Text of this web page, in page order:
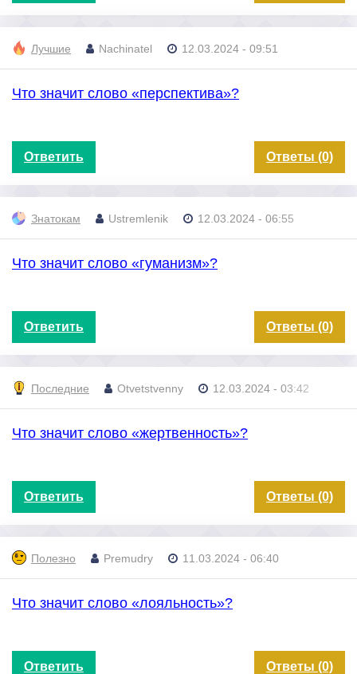
Лучшие Nachinatel 12.03.2024 - 09:51
Что значит слово «перспектива»?
Ответить Ответы (0)
Знатокам Ustremlenik 12.03.2024 - 06:55
Что значит слово «гуманизм»?
Ответить Ответы (0)
Последние Otvetstvenny 12.03.2024 - 03:42
Что значит слово «жертвенность»?
Ответить Ответы (0)
Полезно Premudry 11.03.2024 - 06:40
Что значит слово «лояльность»?
Ответить Ответы (0)